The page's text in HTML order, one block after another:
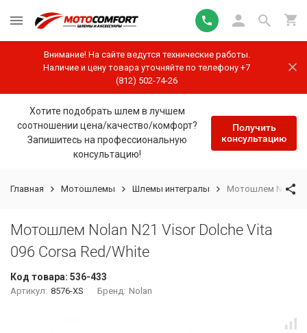
Внимание! На сайте ведутся технические работы.
Наличие и цену товара уточняйте по телефону +7
(812) 502-74-26
Хотите подобрать шлем в лучшем
соотношении цена/качество/комфорт?
Запишитесь на профессиональную
консультацию!
Получить
консультацию
Главная Мотошлемы Шлемы интегралы Мотошлем Nolan
Мотошлем Nolan N21 Visor Dolche Vita
096 Corsa Red/White
Код товара: 536-433
Артикул: 8576-XS Бренд: Nolan